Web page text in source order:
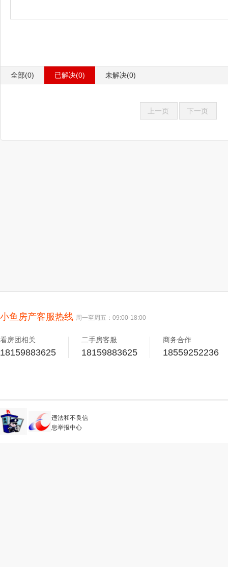
全部(0) 已解决(0) 未解决(0)
上一页 下一页
小鱼房产客服热线 周一至周五：09:00-18:00
看房团相关
18159883625
二手房客服
18159883625
商务合作
18559252236
违法和不良信
息举报中心